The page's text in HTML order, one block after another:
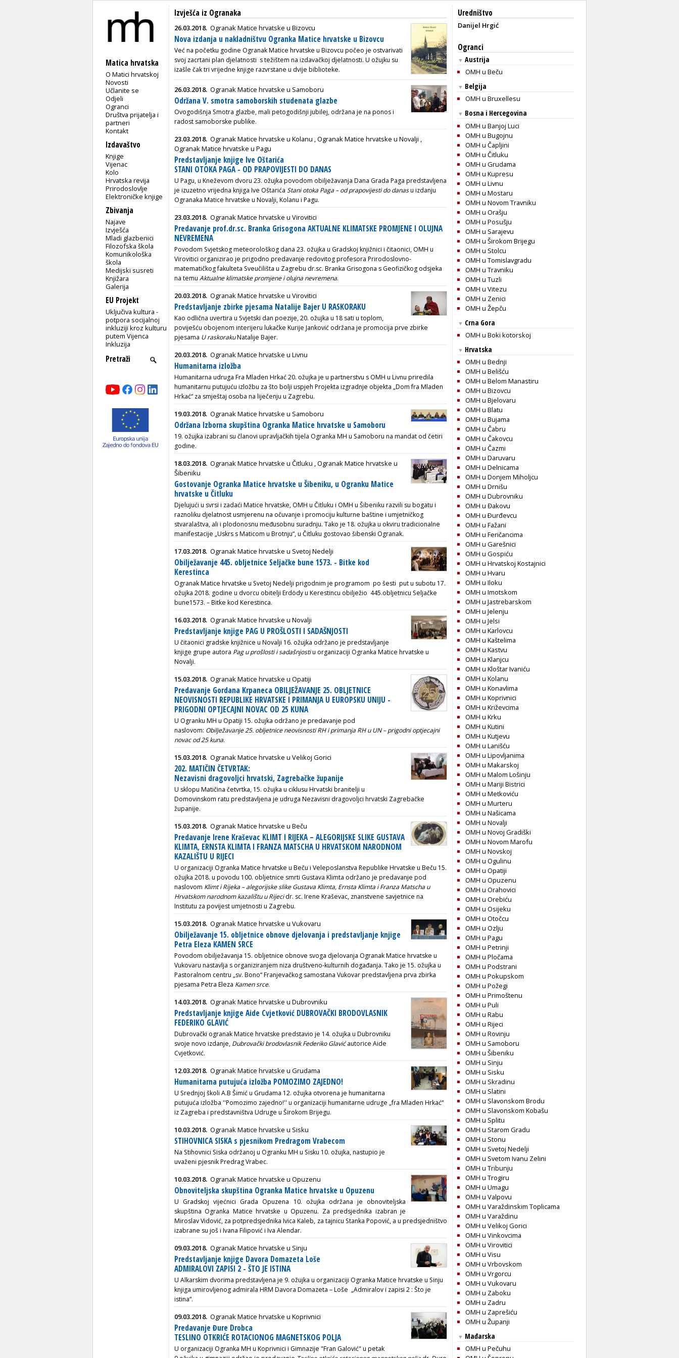
Matica hrvatska
O Matici hrvatskoj
Novosti
Učlanite se
Odjeli
Ogranci
Društva prijatelja i
partneri
Kontakt
Izdavaštvo
Knjige
Vijenac
Kolo
Hrvatska revija
Prirodoslovlje
Elektroničke knjige
Zbivanja
Najave
Izvješća
Mladi glazbenici
Filozofska škola
Komunikološka
škola
Medijski susreti
Knjižara
Galerija
EU Projekt
Uključiva kultura -
potpora socijalnoj
inkluziji kroz kulturu
putem Vijenca
Inkluzija
Izvješća iz Ogranaka
26.03.2018. Ogranak Matice hrvatske u Bizovcu
Nova izdanja u nakladništvu Ogranka Matice hrvatske u Bizovcu
Već na početku godine Ogranak Matice hrvatske u Bizovcu počeo je ostvarivati
svoj zacrtani plan djelatnosti s težištem na izdavačkoj djelatnosti. U ožujku su
izašle čak tri vrijedne knjige razvrstane u dvije biblioteke.
26.03.2018. Ogranak Matice hrvatske u Samoboru
Održana V. smotra samoborskih studenata glazbe
Ovogodišnja Smotra glazbe, mali petogodišnji jubilej, održana je na ponos i
radost samoborske publike.
23.03.2018. Ogranak Matice hrvatske u Kolanu ,Ogranak Matice hrvatske u Novalji ,
Ogranak Matice hrvatske u Pagu
Predstavljanje knjige Ive Oštarića
STANI OTOKA PAGA - OD PRAPOVIJESTI DO DANAS
U Pagu, u Kneževom dvoru 23. ožujka povodom obilježavanja Dana Grada Paga predstavljena
je izuzetno vrijedna knjiga Ive Oštarića Stani otoka Paga – od prapovijesti do danasu izdanju
Ogranaka Matice hrvatske u Novalji, Kolanu i Pagu.
23.03.2018. Ogranak Matice hrvatske u Virovitici
Predavanje prof.dr.sc. Branka Grisogona AKTUALNE KLIMATSKE PROMJENE I OLUJNA
NEVREMENA
Povodom Svjetskog meteorološkog dana 23. ožujka u Gradskoj knjižnici i čitaonici, OMH u
Virovitici organizirao je prigodno predavanje redovitog profesora Prirodoslovno-
matematičkog fakulteta Sveučilišta u Zagrebu dr.sc. Branka Grisogona s Geofizičkog odsjeka
na temu Aktualne klimatske promjene i olujna nevremena.
20.03.2018. Ogranak Matice hrvatske u Virovitici
Predstavljanje zbirke pjesama Natalije Bajer U RASKORAKU
Kao odlična uvertira u Svjetski dan poezije, 20. ožujka u 18 sati u toplom,
poviješću obojenom interijeru lukačke Kurije Janković održana je promocija prve zbirke
pjesama U raskorakuNatalije Bajer.
20.03.2018. Ogranak Matice hrvatske u Livnu
Humanitarna izložba
Humanitarna udruga Fra Mladen Hrkać 20. ožujka je u partnerstvu s OMH u Livnu priredila
humanitarnu putujuću izložbu za što bolji uspjeh Projekta izgradnje objekta „Dom fra Mladen
Hrkać“ za smještaj osoba na liječenju u Zagrebu.
19.03.2018. Ogranak Matice hrvatske u Samoboru
Održana Izborna skupština Ogranka Matice hrvatske u Samoboru
19. ožujka izabrani su članovi upravljačkih tijela Ogranka MH u Samoboru na mandat od četiri
godine.
18.03.2018. Ogranak Matice hrvatske u Čitluku ,Ogranak Matice hrvatske u
Šibeniku
Gostovanje Ogranka Matice hrvatske u Šibeniku, u Ogranku Matice
hrvatske u Čitluku
Djelujući u svrsi i zadaći Matice hrvatske, OMH u Čitluku i OMH u Šibeniku razvili su bogatu i
raznoliku djelatnost usmjerenu na očuvanje i promociju kulturne baštine i umjetničkog
stvaralaštva, ali i plodonosnu međusobnu suradnju. Tako je 18. ožujka u okviru tradicionalne
manifestacije „Uskrs s Maticom u Brotnju“, u Čitluku gostovao šibenski Ogranak.
17.03.2018. Ogranak Matice hrvatske u Svetoj Nedelji
Obilježavanje 445. obljetnice Seljačke bune 1573. - Bitke kod
Kerestinca
Ogranak Matice hrvatske u Svetoj Nedelji prigodnim je programom po šesti put u subotu 17.
ožujka 2018. godine u dvorcu obitelji Erdödy u Kerestincu obilježio 445.obljetnicu Seljačke
bune1573. – Bitke kod Kerestinca.
16.03.2018. Ogranak Matice hrvatske u Novalji
Predstavljanje knjige PAG U PROŠLOSTI I SADAŠNJOSTI
U čitaonici gradske knjižnice u Novalji 16. ožujka održano je predstavljanje
knjige grupe autora Pag u prošlosti i sadašnjostiu organizaciji Ogranka Matice hrvatske u
Novalji.
15.03.2018. Ogranak Matice hrvatske u Opatiji
Predavanje Gordana Krpaneca OBILJEŽAVANJE 25. OBLJETNICE
NEOVISNOSTI REPUBLIKE HRVATSKE I PRIMANJA U EUROPSKU UNIJU -
PRIGODNI OPTJECAJNI NOVAC OD 25 KUNA
U Ogranku MH u Opatiji 15. ožujka održano je predavanje pod
naslovom: Obilježavanje 25. obljetnice neovisnosti RH i primanja RH u UN – prigodni optjecajni
novac od 25 kuna.
15.03.2018. Ogranak Matice hrvatske u Velikoj Gorici
202. MATIČIN ČETVRTAK:
Nezavisni dragovoljci hrvatski, Zagrebačke županije
U sklopu Matičina četvrtka, 15. ožujka u ciklusu Hrvatski branitelji u
Domovinskom ratu predstavljena je udruga Nezavisni dragovoljci hrvatski Zagrebačke
županije.
15.03.2018. Ogranak Matice hrvatske u Beču
Predavanje Irene Kraševac KLIMT I RIJEKA – ALEGORIJSKE SLIKE GUSTAVA
KLIMTA, ERNSTA KLIMTA I FRANZA MATSCHA U HRVATSKOM NARODNOM
KAZALIŠTU U RIJECI
U organizaciji Ogranka Matice hrvatske u Beču i Veleposlanstva Republike Hrvatske u Beču 15.
ožujka 2018. u povodu 100. obljetnice smrti Gustava Klimta održano je predavanje pod
naslovom Klimt i Rijeka – alegorijske slike Gustava Klimta, Ernsta Klimta i Franza Matscha u
Hrvatskom narodnom kazalištu u Rijecidr. sc. Irene Kraševac, znanstvene savjetnice na
Institutu za povijest umjetnosti u Zagrebu.
15.03.2018. Ogranak Matice hrvatske u Vukovaru
Obilježavanje 15. obljetnice obnove djelovanja i predstavljanje knjige
Petra Eleza KAMEN SRCE
Povodom obilježavanja 15. obljetnice obnove svoga djelovanja Ogranak Matice hrvatske u
Vukovaru nastavlja s organiziranjem niza društveno-kulturnih događanja. Tako je 15. ožujka u
Pastoralnom centru „sv. Bono“ Franjevačkog samostana Vukovar predstavljena prva zbirka
pjesama Petra Eleza Kamensrce.
14.03.2018. Ogranak Matice hrvatske u Dubrovniku
Predstavljanje knjige Aide Cvjetković DUBROVAČKI BRODOVLASNIK
FEDERIKO GLAVIĆ
Dubrovački ogranak Matice hrvatske predstavio je 14. ožujka u Dubrovniku
svoje novo izdanje, Dubrovački brodovlasnik Federiko Glavićautorice Aide
Cvjetković.
12.03.2018. Ogranak Matice hrvatske u Grudama
Humanitarna putujuća izložba POMOZIMO ZAJEDNO!
U Srednjoj školi A.B Šimić u Grudama 12. ožujka otvorena je humanitarna
putujuća izložba ''Pomozimo zajedno!'' u organizaciji humanitarne udruge „fra Mladen Hrkać“
iz Zagreba i predstavništva Udruge u Širokom Brijegu.
10.03.2018. Ogranak Matice hrvatske u Sisku
STIHOVNICA SISKA s pjesnikom Predragom Vrabecom
Na Stihovnici Siska održanoj u Ogranku MH u Sisku 10. ožujka, nastupio je
uvaženi pjesnik Predrag Vrabec.
10.03.2018. Ogranak Matice hrvatske u Opuzenu
Obnoviteljska skupština Ogranka Matice hrvatske u Opuzenu
U Gradskoj vijećnici Grada Opuzena 10. ožujka održana je obnoviteljska
skupština Ogranka Matice hrvatske u Opuzenu. Za predsjednika izabran je
Miroslav Vidović, za potpredsjednika Ivica Kaleb, za tajnicu Stanka Popović, a u predsjedništvo
izabrane su još i Ivana Filipović i Iva Alendar.
09.03.2018. Ogranak Matice hrvatske u Sinju
Predstavljanje knjige Davora Domazeta Loše
ADMIRALOVI ZAPISI 2 - ŠTO JE ISTINA
U Alkarskim dvorima predstavljena je 9. ožujka u organizaciji Ogranka Matice hrvatske u Sinju
knjiga umirovljenog admirala HRM Davora Domazeta – Loše „Admiralov i zapisi 2 : Što je
istina“.
09.03.2018. Ogranak Matice hrvatske u Koprivnici
Predavanje Đure Drobca
TESLINO OTKRIĆE ROTACIONOG MAGNETSKOG POLJA
U organizaciji Ogranka MH u Koprivnici i Gimnazije "Fran Galović" u petak
Uredništvo
Danijel Hrgić
Ogranci
▼ Austrija
OMH u Beču
▼ Belgija
OMH u Bruxellesu
▼ Bosna i Hercegovina
OMH u Banjoj Luci
OMH u Bugojnu
OMH u Čapljini
OMH u Čitluku
OMH u Grudama
OMH u Kupresu
OMH u Livnu
OMH u Mostaru
OMH u Novom Travniku
OMH u Orašju
OMH u Posušju
OMH u Sarajevu
OMH u Širokom Brijegu
OMH u Stolcu
OMH u Tomislavgradu
OMH u Travniku
OMH u Tuzli
OMH u Vitezu
OMH u Zenici
OMH u Žepču
▼ Crna Gora
OMH u Boki kotorskoj
▼ Hrvatska
OMH u Bednji
OMH u Belišću
OMH u Belom Manastiru
OMH u Bizovcu
OMH u Bjelovaru
OMH u Blatu
OMH u Bujama
OMH u Čabru
OMH u Čakovcu
OMH u Čazmi
OMH u Daruvaru
OMH u Delnicama
OMH u Donjem Miholjcu
OMH u Drnišu
OMH u Dubrovniku
OMH u Đakovu
OMH u Ðurđevcu
OMH u Fažani
OMH u Feričancima
OMH u Garešnici
OMH u Gospiću
OMH u Hrvatskoj Kostajnici
OMH u Hvaru
OMH u Iloku
OMH u Imotskom
OMH u Jastrebarskom
OMH u Jelenju
OMH u Jelsi
OMH u Karlovcu
OMH u Kaštelima
OMH u Kastvu
OMH u Klanjcu
OMH u Kloštar Ivaniću
OMH u Kolanu
OMH u Konavlima
OMH u Koprivnici
OMH u Križevcima
OMH u Krku
OMH u Kutini
OMH u Kutjevu
OMH u Lanišću
OMH u Lipovljanima
OMH u Makarskoj
OMH u Malom Lošinju
OMH u Mariji Bistrici
OMH u Metkoviću
OMH u Murteru
OMH u Našicama
OMH u Novalji
OMH u Novoj Gradiški
OMH u Novom Marofu
OMH u Novskoj
OMH u Ogulinu
OMH u Opatiji
OMH u Opuzenu
OMH u Orahovici
OMH u Orebiću
OMH u Osijeku
OMH u Otočcu
OMH u Ozlju
OMH u Pagu
OMH u Petrinji
OMH u Pločama
OMH u Podstrani
OMH u Pokupskom
OMH u Požegi
OMH u Primoštenu
OMH u Puli
OMH u Rabu
OMH u Rijeci
OMH u Rovinju
OMH u Samoboru
OMH u Šibeniku
OMH u Sinju
OMH u Sisku
OMH u Skradinu
OMH u Slatini
OMH u Slavonskom Brodu
OMH u Slavonskom Kobašu
OMH u Splitu
OMH u Starom Gradu
OMH u Stonu
OMH u Svetoj Nedelji
OMH u Svetom Ivanu Zelini
OMH u Tribunju
OMH u Trogiru
OMH u Umagu
OMH u Valpovu
OMH u Varaždinskim Toplicama
OMH u Varaždinu
OMH u Velikoj Gorici
OMH u Vinkovcima
OMH u Virovitici
OMH u Visu
OMH u Vrbovskom
OMH u Vrgorcu
OMH u Vukovaru
OMH u Zaboku
OMH u Zadru
OMH u Zaprešiću
OMH u Županji
▼ Mađarska
OMH u Pečuhu